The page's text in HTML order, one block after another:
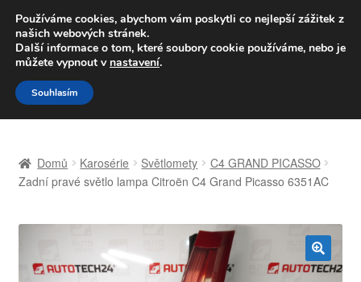
DOPRAVA od 139,-Kč
Volejte po-pá 9-16 704 494 494
Přeskočit
na
navigaci
Přejít
k
obsahu
Celosvětová doprava
Kontakt
Domů Karosérie Světlomety
C4 GRAND PICASSO
Zadní pravé světlo lampa Citroën C4 Grand Picasso 6351AC
🔍
Používáme cookies, abychom vám poskytli co nejlepší zážitek z
našich webových stránek.
Další informace o tom, které soubory cookie používáme, nebo je
můžete vypnout v nastavení.
Souhlasím